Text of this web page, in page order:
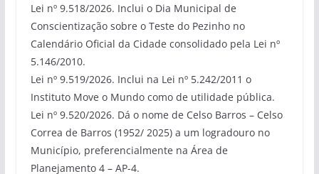
Lei nº 9.518/2026. Inclui o Dia Municipal de
Conscientização sobre o Teste do Pezinho no
Calendário Oficial da Cidade consolidado pela Lei nº
5.146/2010.
Lei nº 9.519/2026. Inclui na Lei nº 5.242/2011 o
Instituto Move o Mundo como de utilidade pública.
Lei nº 9.520/2026. Dá o nome de Celso Barros – Celso
Correa de Barros (1952/ 2025) a um logradouro no
Município, preferencialmente na Área de
Planejamento 4 – AP-4.